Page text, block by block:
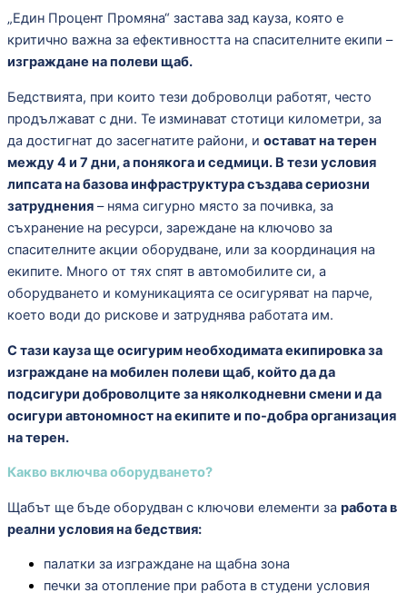
„Един Процент Промяна“ застава зад кауза, която е
критично важна за ефективността на спасителните екипи –
изграждане на полеви щаб.
Бедствията, при които тези доброволци работят, често
продължават с дни. Те изминават стотици километри, за
да достигнат до засегнатите райони, и остават на терен
между 4 и 7 дни, а понякога и седмици. В тези условия
липсата на базова инфраструктура създава сериозни
затруднения – няма сигурно място за почивка, за
съхранение на ресурси, зареждане на ключово за
спасителните акции оборудване, или за координация на
екипите. Много от тях спят в автомобилите си, а
оборудването и комуникацията се осигуряват на парче,
което води до рискове и затруднява работата им.
С тази кауза ще осигурим необходимата екипировка за
изграждане на мобилен полеви щаб, който да да
подсигури доброволците за няколкодневни смени и да
осигури автономност на екипите и по-добра организация
на терен.
Какво включва оборудването?
Щабът ще бъде оборудван с ключови елементи за работа в
реални условия на бедствия:
палатки за изграждане на щабна зона
печки за отопление при работа в студени условия